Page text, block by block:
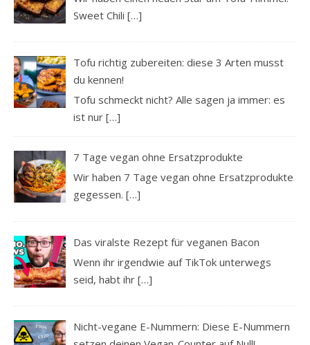
Sweet Chili[…]
Tofu richtig zubereiten: diese 3 Arten musst
du kennen!
Tofu schmeckt nicht? Alle sagen ja immer: es
ist nur[…]
7 Tage vegan ohne Ersatzprodukte
Wir haben 7 Tage vegan ohne Ersatzprodukte
gegessen.[…]
Das viralste Rezept für veganen Bacon
Wenn ihr irgendwie auf TikTok unterwegs
seid, habt ihr[…]
Nicht-vegane E-Nummern: Diese E-Nummern